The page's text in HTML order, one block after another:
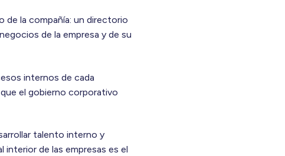
la compañía: un directorio
de la empresa y de su
internos de cada
el gobierno corporativo
talento interno y
de las empresas es el